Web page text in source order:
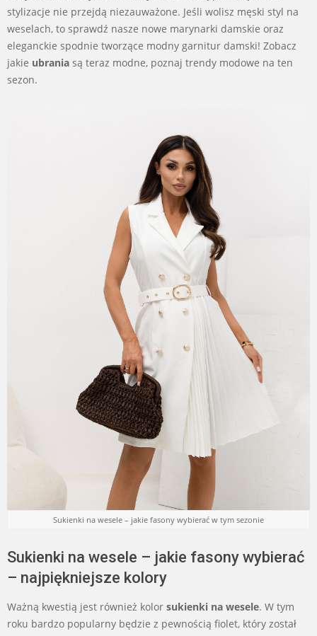
stylizacje nie przejdą niezauważone. Jeśli wolisz męski styl na
weselach, to sprawdź nasze nowe marynarki damskie oraz
eleganckie spodnie tworzące modny garnitur damski! Zobacz
jakie ubrania są teraz modne, poznaj trendy modowe na ten
sezon.
Sukienki na wesele – jakie fasony wybierać w tym sezonie
Sukienki na wesele – jakie fasony wybierać
– najpiękniejsze kolory
Ważną kwestią jest również kolor sukienki na wesele. W tym
roku bardzo popularny będzie z pewnością fiolet, który został